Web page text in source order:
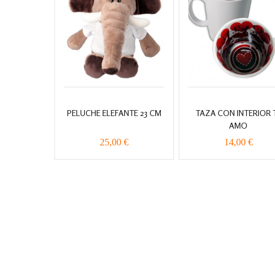
PELUCHE ELEFANTE 23 CM
25,00 €
TAZA CON INTERIOR
AMO
14,00 €